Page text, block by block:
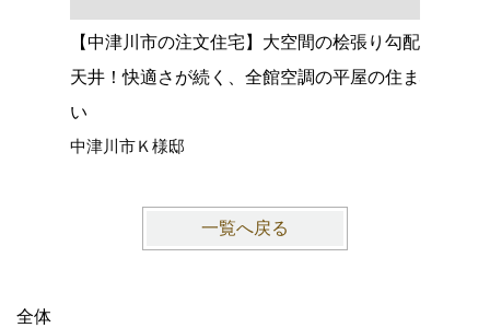
【中津川市の注文住宅】大空間の桧張り勾配
天井！快適さが続く、全館空調の平屋の住ま
い
中津川市Ｋ様邸
一覧へ戻る
全体